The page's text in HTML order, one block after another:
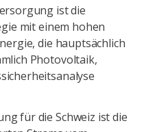
ist die
mit einem hohen
die hauptsächlich
Photovoltaik,
für die Schweiz ist die